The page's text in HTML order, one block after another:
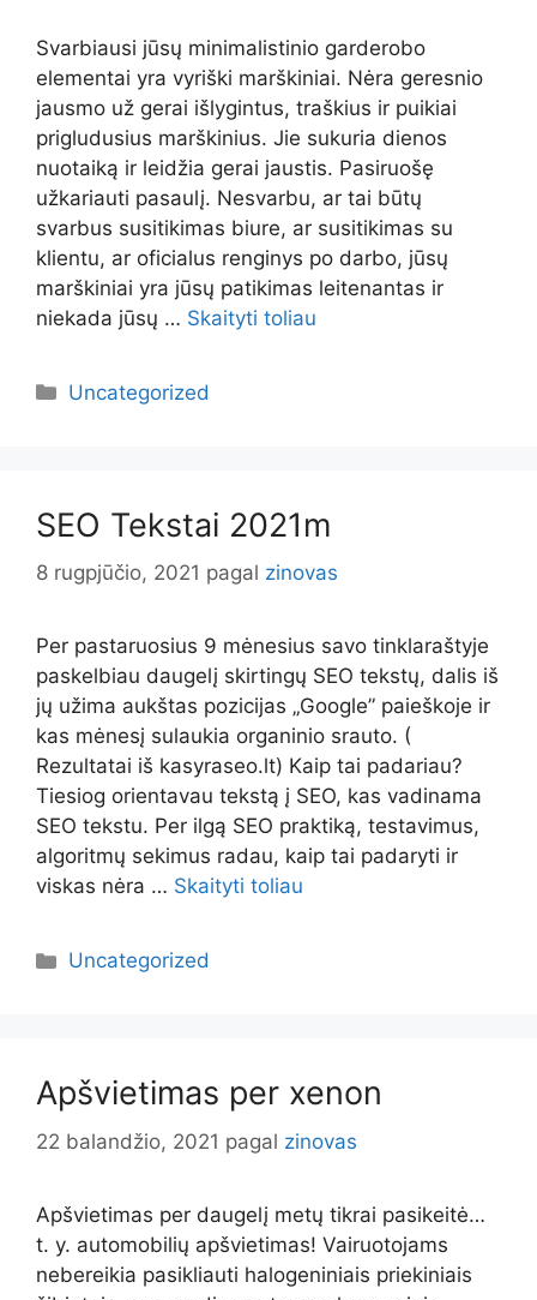
Svarbiausi jūsų minimalistinio garderobo
elementai yra vyriški marškiniai. Nėra geresnio
jausmo už gerai išlygintus, traškius ir puikiai
prigludusius marškinius. Jie sukuria dienos
nuotaiką ir leidžia gerai jaustis. Pasiruošę
užkariauti pasaulį. Nesvarbu, ar tai būtų
svarbus susitikimas biure, ar susitikimas su
klientu, ar oficialus renginys po darbo, jūsų
marškiniai yra jūsų patikimas leitenantas ir
niekada jūsų … Skaityti toliau
Kategorijos
Uncategorized
SEO Tekstai 2021m
8 rugpjūčio, 2021 pagal zinovas
Per pastaruosius 9 mėnesius savo tinklaraštyje
paskelbiau daugelį skirtingų SEO tekstų, dalis iš
jų užima aukštas pozicijas „Google” paieškoje ir
kas mėnesį sulaukia organinio srauto. (
Rezultatai iš kasyraseo.lt) Kaip tai padariau?
Tiesiog orientavau tekstą į SEO, kas vadinama
SEO tekstu. Per ilgą SEO praktiką, testavimus,
algoritmų sekimus radau, kaip tai padaryti ir
viskas nėra … Skaityti toliau
Kategorijos
Uncategorized
Apšvietimas per xenon
22 balandžio, 2021 pagal zinovas
Apšvietimas per daugelį metų tikrai pasikeitė…
t. y. automobilių apšvietimas! Vairuotojams
nebereikia pasikliauti halogeniniais priekiniais